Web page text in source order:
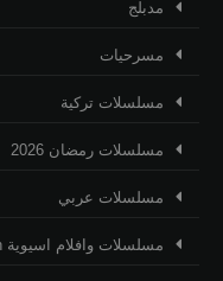
مدبلج
مسرحيات
مسلسلات تركية
مسلسلات رمضان 2026
مسلسلات عربي
مسلسلات وافلام اسيوية Asian